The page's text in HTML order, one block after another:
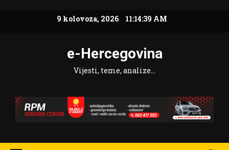
9 kolovoza, 2026 11:14:40 AM
e-Hercegovina
Vijesti, teme, analize…